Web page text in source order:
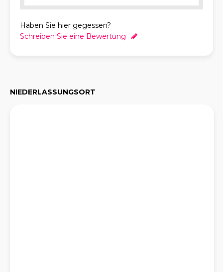
Haben Sie hier gegessen?
Schreiben Sie eine Bewertung
NIEDERLASSUNGSORT